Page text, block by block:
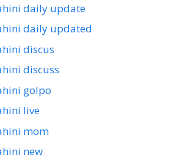
daily update
daily updated
discus
discuss
golpo
live
mom
new